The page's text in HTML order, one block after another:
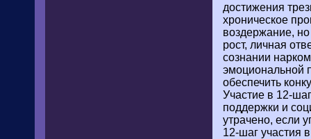
достижения
хроническое
воздержание,
рост, личная
сознании
эмоциональной
обеспечить
Участие в 12-
поддержки и
утрачено, если
12-шаг участия